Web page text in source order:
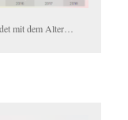
mit dem Alter…